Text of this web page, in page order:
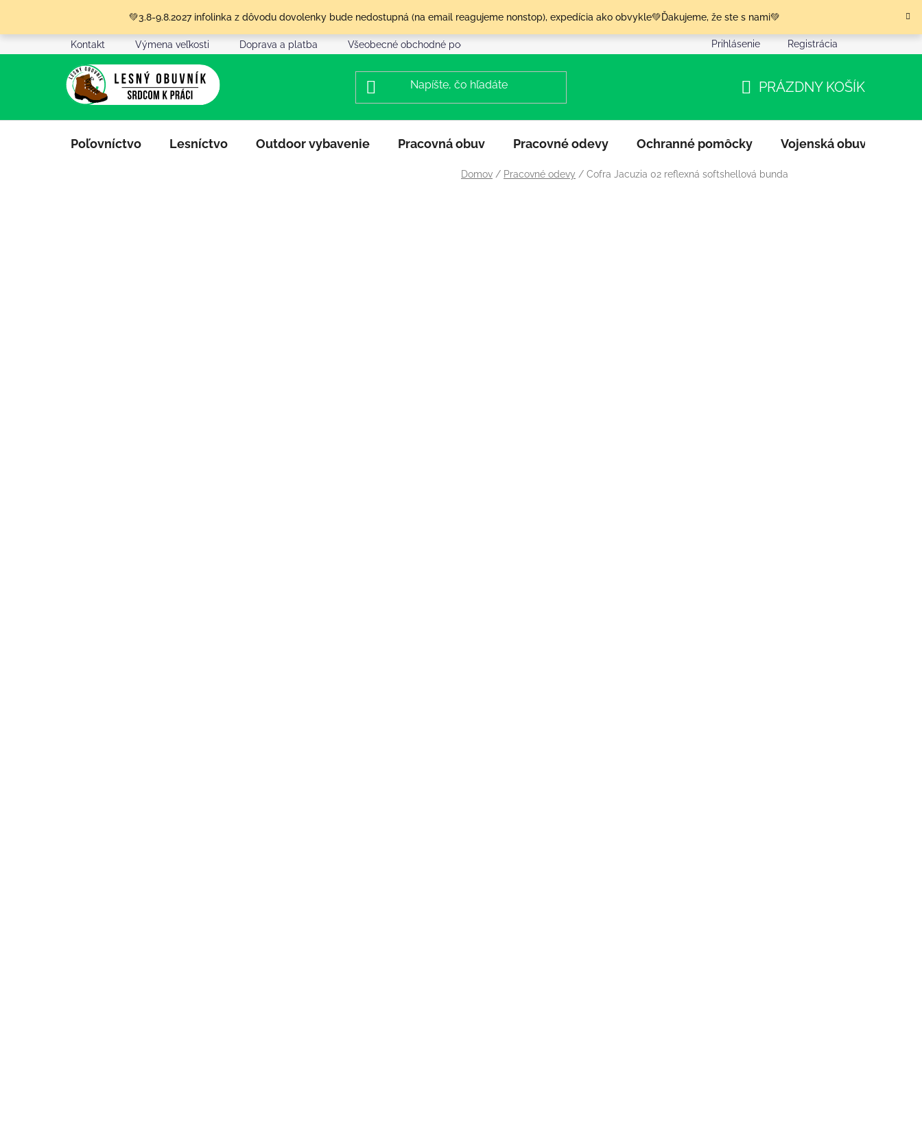
obsah
💚3.8-9.8.2027 infolinka z dôvodu dovolenky bude nedostupná (na email reagujeme nonstop), expedícia ako obvykle💚Ďakujeme, že ste s nami💚
Kontakt Výmena veľkosti Doprava a platba Všeobecné obchodné podmienky Podmienky ochrany osobných údajov
Prihlásenie Registrácia
KOŠÍK
PRÁZDNY KOŠÍK
Poľovníctvo Lesníctvo Outdoor vybavenie Pracovná obuv Pracovné odevy Ochranné pomôcky Vojenská obuv
Domov / Pracovné odevy / Cofra Jacuzia 02 reflexná softshellová bunda